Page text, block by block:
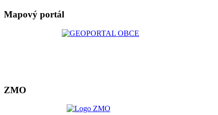
Mapový portál
ZMO